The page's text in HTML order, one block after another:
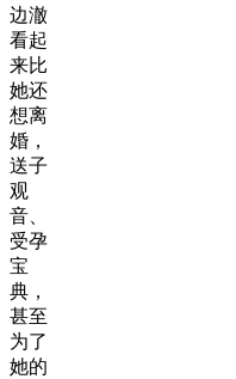
边澈
看起
来比
她还
想离
婚，
送子
观
音、
受孕
宝
典，
甚至
为了
她的